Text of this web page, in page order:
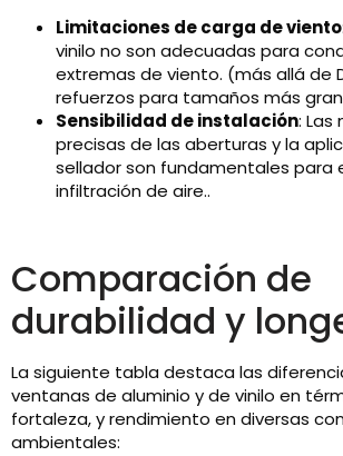
Limitaciones de carga de viento
vinilo no son adecuadas para
extremas de viento. (más allá de
refuerzos para tamaños más
Sensibilidad de instalación: Las
precisas de las aberturas y la
sellador son fundamentales para
infiltración de aire..
Comparación de
durabilidad y
La siguiente tabla destaca las
ventanas de aluminio y de vinilo en
fortaleza, y rendimiento en diversas
ambientales: